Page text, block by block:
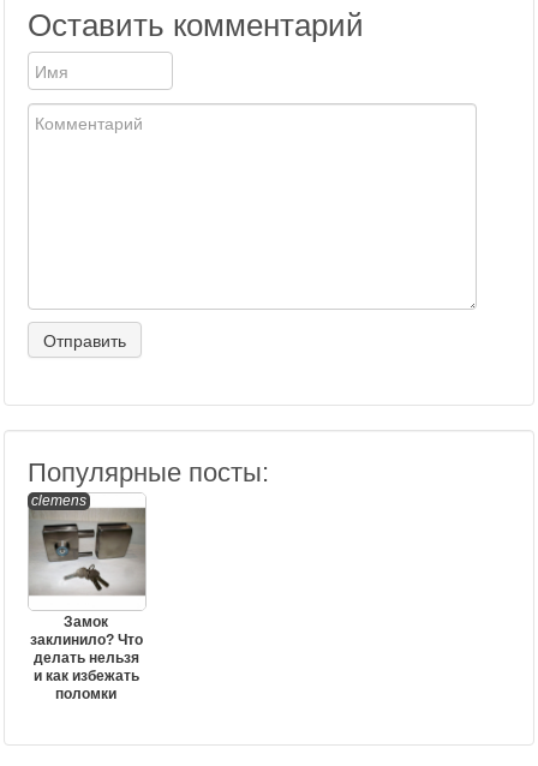
Оставить комментарий
Популярные посты:
clemens
Замок
заклинило? Что
делать нельзя
и как избежать
поломки